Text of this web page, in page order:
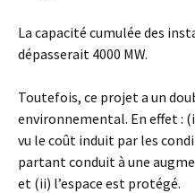
La capacité cumulée des
dépasserait 4000 MW.
Toutefois, ce projet a un
environnemental. En effet :
vu le coût induit par les
partant conduit à une
et (ii) l’espace est protégé.